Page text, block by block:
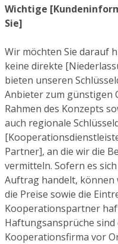
Wichtige
Sie]
Wir möchten Sie darauf
keine direkte
bieten unseren
Anbieter zum günstigen
Rahmen des Konzepts
auch regionale
Partner], an die wir die
vermitteln. Sofern es
Auftrag handelt, können
die Preise sowie die
Kooperationspartner
Haftungsansprüche
Kooperationsfirma vor